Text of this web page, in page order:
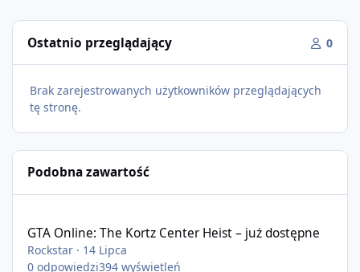
Ostatnio przeglądający 0
Brak zarejestrowanych użytkowników przeglądających
tę stronę.
Podobna zawartość
GTA Online: The Kortz Center Heist – już dostępne
Rockstar · 14 Lipca
0 odpowiedzi394 wyświetleń